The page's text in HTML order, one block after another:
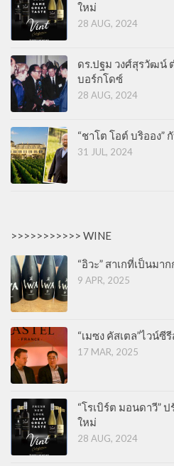
ใหม่
28 AUG, 2024
ดร.ปฐม วงศ์สุรวัฒน์
บอร์กโดซ์
28 AUG, 2024
“ชาโต โอต์ บริออง”
31 JUL, 2024
>>>>>>>>>>> WINE
“อิวะ” สาเกที่เป็นมาก
9 APR, 2025
“เมซง คัสเตล”ไวน์ซี
17 MAR, 2025
“โรเบิร์ต มอนดาวี”
ใหม่
28 AUG, 2024